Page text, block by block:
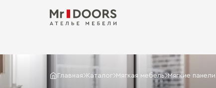
Главная Каталог Мягкая мебель Мягкие панели